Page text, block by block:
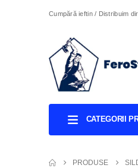
Cumpără ieftin / Distribuim
CATEGORII
PRODUSE